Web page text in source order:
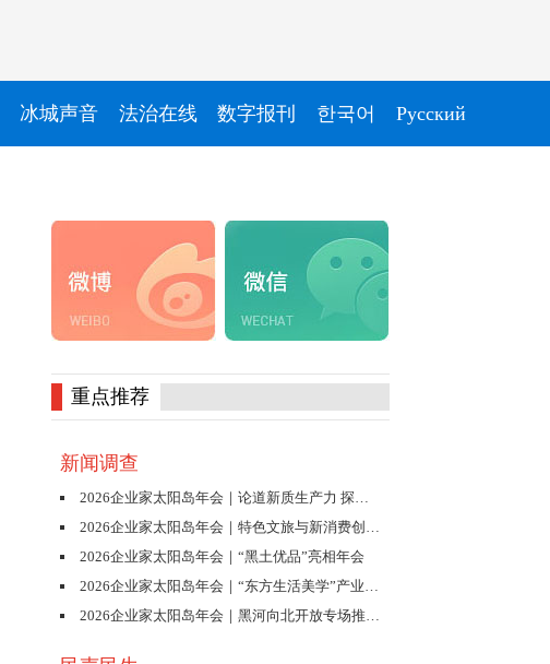
冰城声音 法治在线 数字报刊 한국어 Pусский